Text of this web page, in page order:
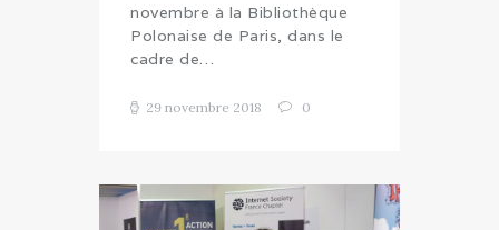
novembre à la Bibliothèque
Polonaise de Paris, dans le
cadre de…
29 novembre 2018 0